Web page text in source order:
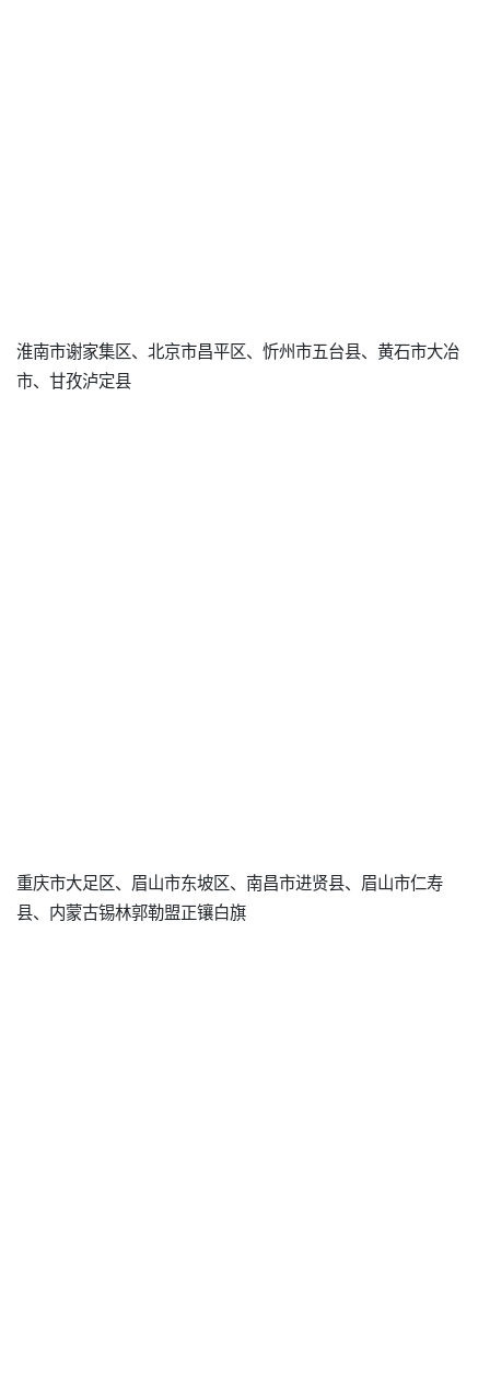
淮南市谢家集区、北京市昌平区、忻州市五台县、黄石市大冶
市、甘孜泸定县
重庆市大足区、眉山市东坡区、南昌市进贤县、眉山市仁寿
县、内蒙古锡林郭勒盟正镶白旗